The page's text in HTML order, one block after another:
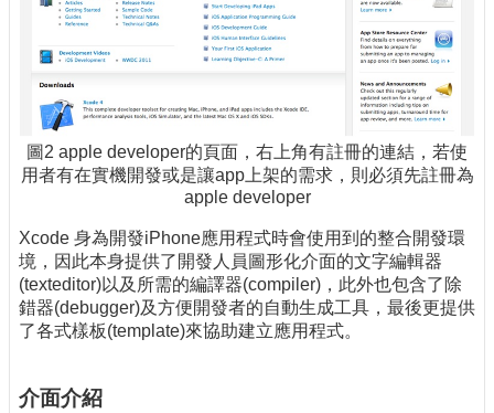
圖2 apple developer的頁面，右上角有註冊的連結，若使
用者有在實機開發或是讓app上架的需求，則必須先註冊為
apple developer
Xcode 身為開發iPhone應用程式時會使用到的整合開發環
境，因此本身提供了開發人員圖形化介面的文字編輯器
(texteditor)以及所需的編譯器(compiler)，此外也包含了除
錯器(debugger)及方便開發者的自動生成工具，最後更提供
了各式樣板(template)來協助建立應用程式。
介面介紹